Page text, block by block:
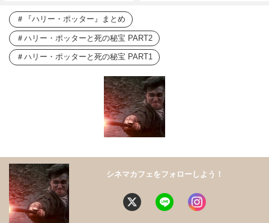
『ハリー・ポッター』まとめ
ハリー・ポッターと死の秘宝 PART2
ハリー・ポッターと死の秘宝 PART1
シネマカフェをフォローしよう！